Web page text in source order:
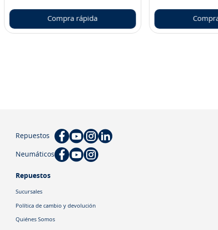
Compra rápida
Repuestos
Neumáticos
Repuestos
Sucursales
Política de cambio y devolución
Quiénes Somos